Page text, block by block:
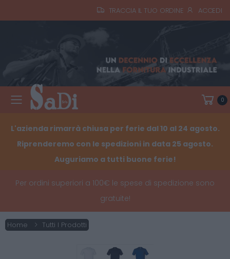
TRACCIA IL TUO ORDINE ACCEDI
Toggle mobile menu 0
L'azienda rimarrà chiusa per ferie dal 10 al 24 agosto.
Riprenderemo con le spedizioni in data 25 agosto.
Auguriamo a tutti buone ferie!
Per ordini superiori a 100€ le spese di spedizione sono
gratuite!
Home Tutti I Prodotti